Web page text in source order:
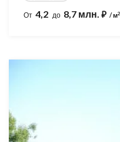
От 4,2 до 8,7 млн. ⃏ / м2